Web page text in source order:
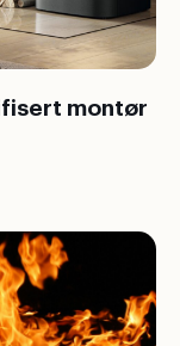
montør